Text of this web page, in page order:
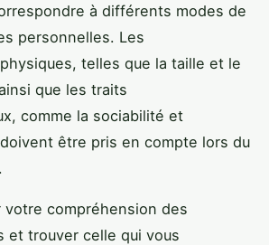
à différents modes de
personnelles. Les
telles que la taille et le
que les traits
comme la sociabilité et
être pris en compte lors du
votre compréhension des
et trouver celle qui vous